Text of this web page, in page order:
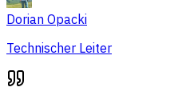
Dorian Opacki
Technischer Leiter